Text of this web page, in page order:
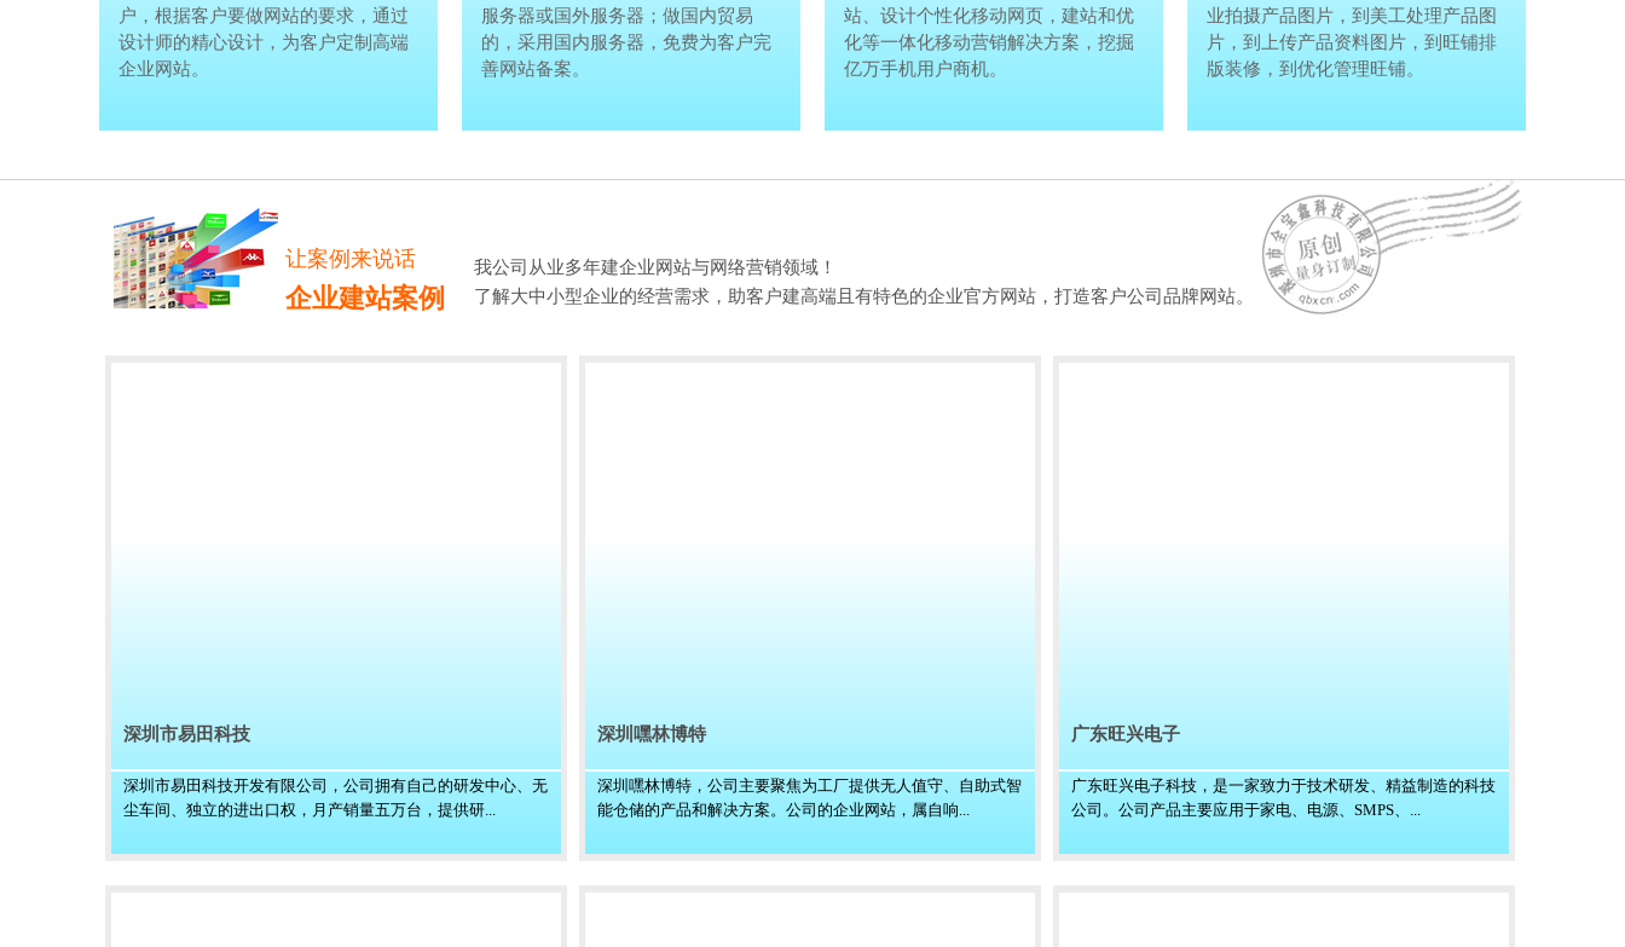
户，根据客户要做网站的要求，通过
设计师的精心设计，为客户定制高端
企业网站。
户，根据客户要做网站的要求，通过
设计师的精心设计，为客户定制高端
企业网站。
服务器或国外服务器；做国内贸易
的，采用国内服务器，免费为客户完
善网站备案。
服务器或国外服务器；做国内贸易
的，采用国内服务器，免费为客户完
善网站备案。
站、设计个性化移动网页，建站和优
化等一体化移动营销解决方案，挖掘
亿万手机用户商机。
站、设计个性化移动网页，建站和优
化等一体化移动营销解决方案，挖掘
亿万手机用户商机。
业拍摄产品图片，到美工处理产品图
片，到上传产品资料图片，到旺铺排
版装修，到优化管理旺铺。
让案例来说话
企业建站案例
我公司从业多年建企业网站与网络营销领域！
了解大中小型企业的经营需求，助客户建高端且有特色的企业官方网站，打造客户公司品牌网站。
深圳市易田科技
深圳市易田科技开发有限公司，公司拥有自己的研发中心、无
尘车间、独立的进出口权，月产销量五万台，提供研...
深圳嘿林博特
深圳嘿林博特，公司主要聚焦为工厂提供无人值守、自助式智
能仓储的产品和解决方案。公司的企业网站，属自响...
广东旺兴电子
广东旺兴电子科技，是一家致力于技术研发、精益制造的科技
公司。公司产品主要应用于家电、电源、SMPS、...